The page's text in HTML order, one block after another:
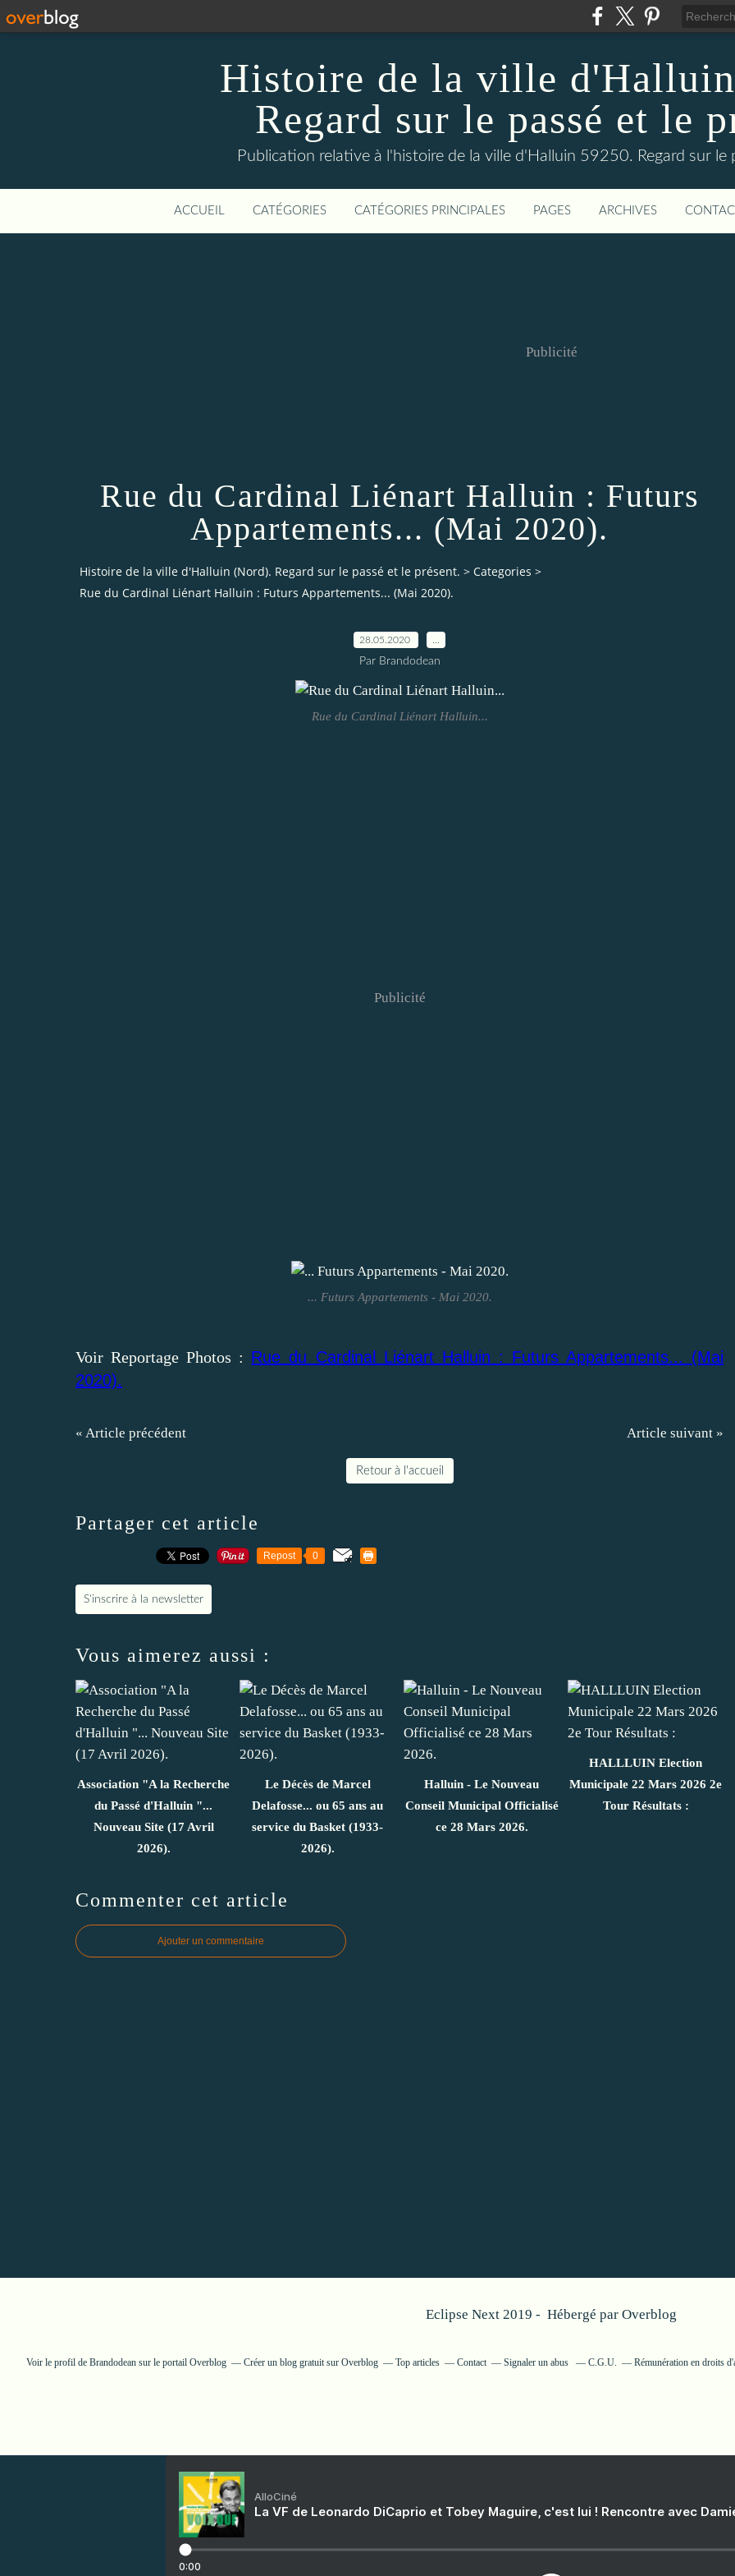
Histoire de la ville
Regard sur le passé et le
Publication relative à l'histoire de la ville d'Halluin 59250. Regard sur le
ACCUEIL CATÉGORIES CATÉGORIES PRINCIPALES PAGES ARCHIVES
Publicité
Rue du Cardinal Liénart Halluin : Futurs
Appartements... (Mai 2020).
Histoire de la ville d'Halluin (Nord). Regard sur le passé et le présent. > Categories >
Rue du Cardinal Liénart Halluin : Futurs Appartements... (Mai 2020).
28.05.2020
Par Brandodean
Rue du Cardinal Liénart Halluin...
Publicité
... Futurs Appartements - Mai 2020.
Voir Reportage Photos : Rue du Cardinal Liénart Halluin : Futurs Appartements... (Mai
2020).
« Article précédent Article suivant »
Retour à l'accueil
Partager cet article
Repost 0
S'inscrire à la newsletter
Vous aimerez aussi :
Association "A la Recherche
du Passé d'Halluin "...
Nouveau Site (17 Avril
2026).
Le Décès de Marcel
Delafosse... ou 65 ans au
service du Basket (1933-
2026).
Halluin - Le Nouveau
Conseil Municipal Officialisé
ce 28 Mars 2026.
HALLLUIN Election
Municipale 22 Mars 2026 2e
Tour Résultats :
Commenter cet article
Ajouter un commentaire
Eclipse Next 2019 - Hébergé par Overblog
Voir le profil de Brandodean sur le portail Overblog Créer un blog gratuit sur Overblog Top articles Contact Signaler un abus C.G.U. Rémunération en droits
AlloCiné
La VF de Leonardo DiCaprio et Tobey Maguire, c'est lui ! Rencontre avec
0:00